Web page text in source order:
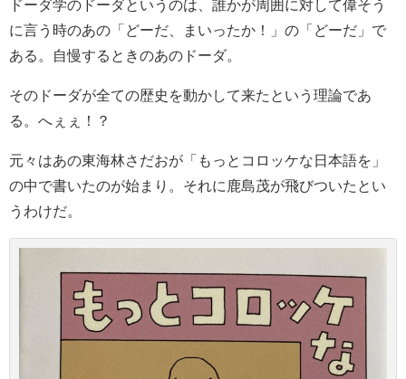
ドーダ学のドーダというのは、誰かが周囲に対して偉そう
に言う時のあの「どーだ、まいったか！」の「どーだ」で
ある。自慢するときのあのドーダ。
そのドーダが全ての歴史を動かして来たという理論であ
る。へぇぇ！？
元々はあの東海林さだおが「もっとコロッケな日本語を」
の中で書いたのが始まり。それに鹿島茂が飛びついたとい
うわけだ。